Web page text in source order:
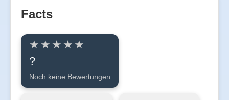
Facts
?
Noch keine Bewertungen